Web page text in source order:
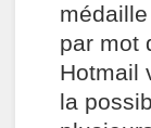
par mot
Hotmail
la